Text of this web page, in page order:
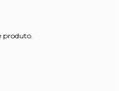
produto.